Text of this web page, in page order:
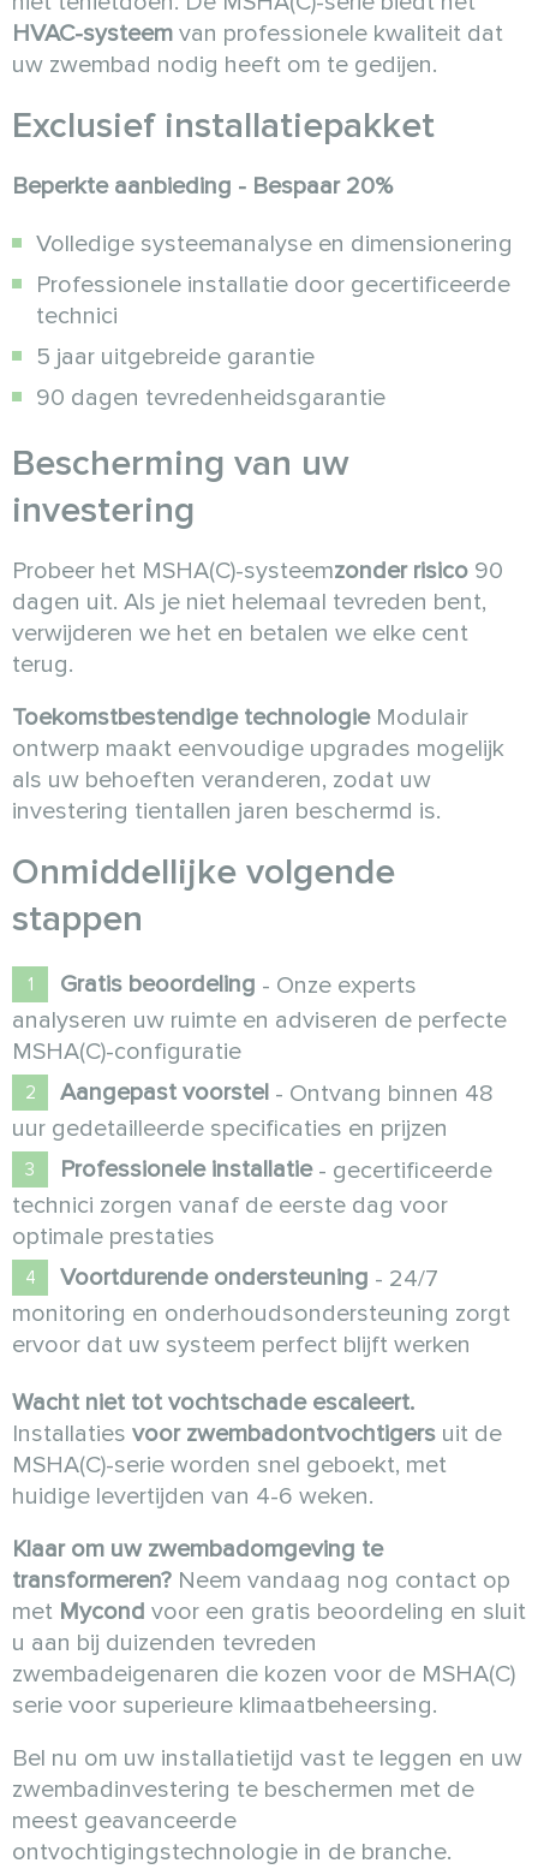
HVAC-systeem van professionele kwaliteit dat
uw zwembad nodig heeft om te gedijen.
Exclusief installatiepakket
Beperkte aanbieding - Bespaar 20%
Volledige systeemanalyse en dimensionering
Professionele installatie door gecertificeerde
technici
5 jaar uitgebreide garantie
90 dagen tevredenheidsgarantie
Bescherming van uw
investering
Probeer het MSHA(C)-systeemzonder risico 90
dagen uit. Als je niet helemaal tevreden bent,
verwijderen we het en betalen we elke cent
terug.
Toekomstbestendige technologieModulair
ontwerp maakt eenvoudige upgrades mogelijk
als uw behoeften veranderen, zodat uw
investering tientallen jaren beschermd is.
Onmiddellijke volgende
stappen
Gratis beoordeling - Onze experts
analyseren uw ruimte en adviseren de perfecte
MSHA(C)-configuratie
Aangepast voorstel - Ontvang binnen 48
uur gedetailleerde specificaties en prijzen
Professionele installatie- gecertificeerde
technici zorgen vanaf de eerste dag voor
optimale prestaties
Voortdurende ondersteuning - 24/7
monitoring en onderhoudsondersteuning zorgt
ervoor dat uw systeem perfect blijft werken
Wacht niet tot vochtschade escaleert.
Installaties voor zwembadontvochtigers uit de
MSHA(C)-serie worden snel geboekt, met
huidige levertijden van 4-6 weken.
Klaar om uw zwembadomgeving te
transformeren? Neem vandaag nog contact op
met Mycond voor een gratis beoordeling en sluit
u aan bij duizenden tevreden
zwembadeigenaren die kozen voor de MSHA(C)
serie voor superieure klimaatbeheersing.
Bel nu om uw installatietijd vast te leggen en uw
zwembadinvestering te beschermen met de
meest geavanceerde
ontvochtigingstechnologie in de branche.